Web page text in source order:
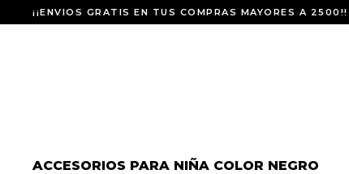
¡¡ENVIOS GRATIS EN TUS COMPRAS MAYORES A 2500!!
ACCESORIOS PARA NIÑA COLOR NEGRO